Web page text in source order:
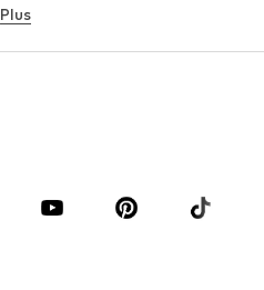
Lingerie
Blouses et tuniques
Premium
Plus